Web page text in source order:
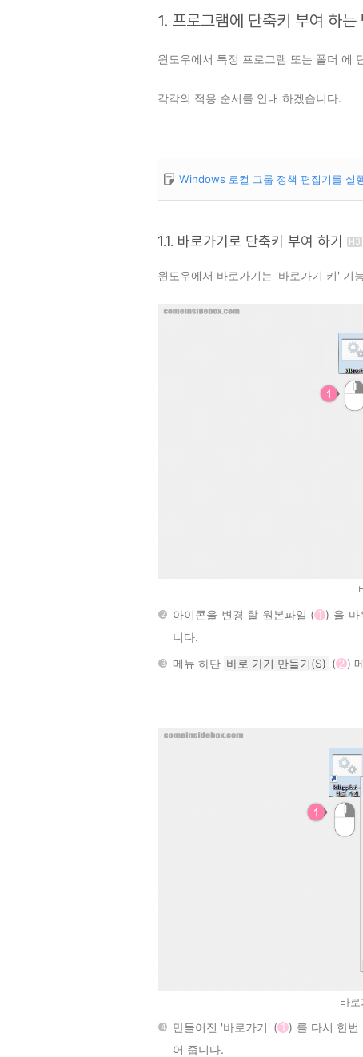
1. 프로그램에 단축키 부여 하는
윈도우에서 특정 프로그램 또는 폴더 에
각각의 적용 순서를 안내 하겠습니다.
Windows 로컬 그룹 정책 편집기를 실
1.1. 바로가기로 단축키 부여 하기
윈도우에서 바로가기는 '바로가기 키' 기
아이콘을 변경 할 원본파일 ( 1 ) 을 마
니다.
메뉴 하단 바로 가기 만들기(S) ( 2 )
바
만들어진 '바로가기' ( 1 ) 를 다시 한번
어 줍니다.